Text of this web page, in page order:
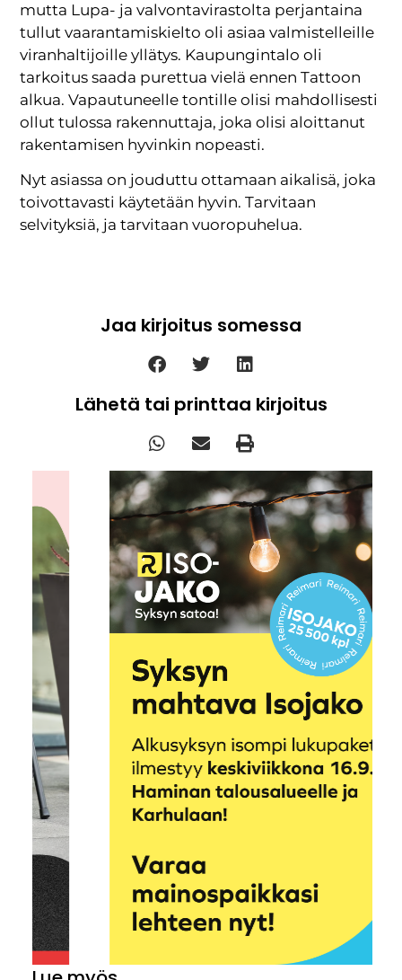
mutta Lupa- ja valvontavirastolta perjantaina
tullut vaarantamiskielto oli asiaa valmistelleille
viranhaltijoille yllätys. Kaupungintalo oli
tarkoitus saada purettua vielä ennen Tattoon
alkua. Vapautuneelle tontille olisi mahdollisesti
ollut tulossa rakennuttaja, joka olisi aloittanut
rakentamisen hyvinkin nopeasti.
Nyt asiassa on jouduttu ottamaan aikalisä, joka
toivottavasti käytetään hyvin. Tarvitaan
selvityksiä, ja tarvitaan vuoropuhelua.
Jaa kirjoitus somessa
Lähetä tai printtaa kirjoitus